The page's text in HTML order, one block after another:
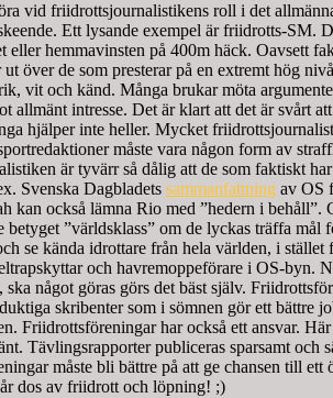
vid friidrottsjournalistikens roll i det
Ett lysande exempel är friidrotts-SM.
eller hemmavinsten på 400m häck. Oavsett
över de som presterar på en extremt hög
vit och känd. Många brukar möta
allmänt intresse. Det är klart att det är svårt
hjälper inte heller. Mycket
måste vara någon form av
är tyvärr så dålig att de som faktiskt
Svenska Dagbladets sammanfattning av OS
kan också lämna Rio med ”hedern i
betyget ”världsklass” om de lyckas träffa
se kända idrottare från hela världen, i
och havremoppeförare i OS-byn.
ska något göras görs det bäst själv.
skribenter som i sömnen gör ett bättre
Friidrottsföreningar har också ett ansvar.
Tävlingsrapporter publiceras sparsamt
måste bli bättre på att ge chansen till
dos av friidrott och löpning! ;)